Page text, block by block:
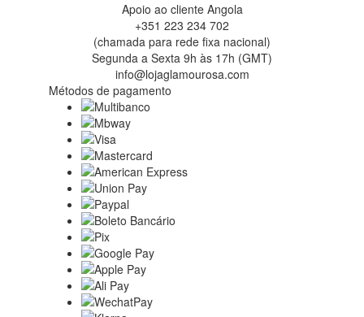
Apoio ao cliente Angola
+351 223 234 702
(chamada para rede fixa nacional)
Segunda a Sexta 9h às 17h (GMT)
info@lojaglamourosa.com
Métodos de pagamento